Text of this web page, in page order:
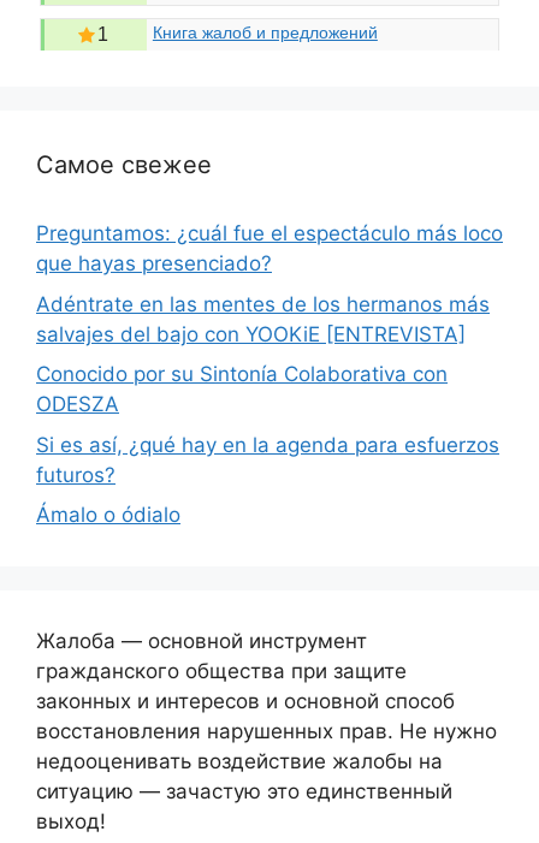
1 Книга жалоб и предложений
Самое свежее
Preguntamos: ¿cuál fue el espectáculo más loco
que hayas presenciado?
Adéntrate en las mentes de los hermanos más
salvajes del bajo con YOOKiE [ENTREVISTA]
Conocido por su Sintonía Colaborativa con
ODESZA
Si es así, ¿qué hay en la agenda para esfuerzos
futuros?
Ámalo o ódialo
Жалоба — основной инструмент
гражданского общества при защите
законных и интересов и основной способ
восстановления нарушенных прав. Не нужно
недооценивать воздействие жалобы на
ситуацию — зачастую это единственный
выход!